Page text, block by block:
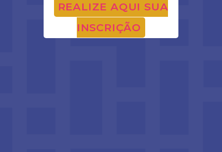
REALIZE AQUI SUA
INSCRIÇÃO